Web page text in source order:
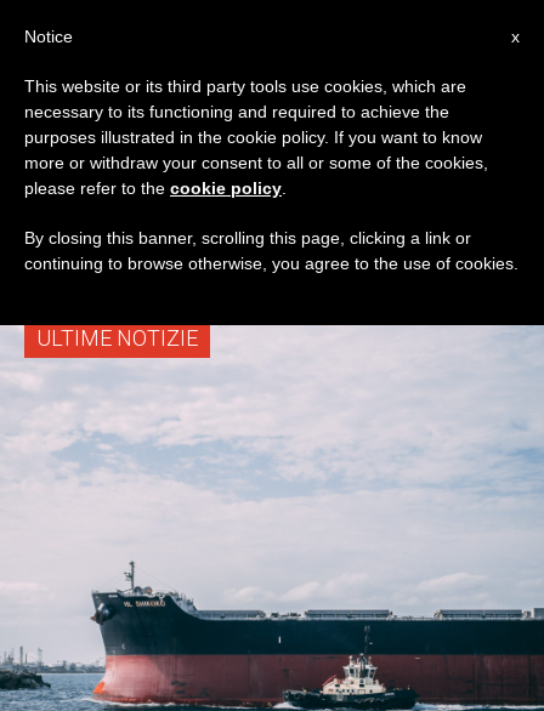
TAG
Posts Tagged
‘domenica Del Mare’
ULTIME NOTIZIE
x
Notice
This website or its third party tools use cookies, which are
necessary to its functioning and required to achieve the
purposes illustrated in the cookie policy. If you want to know
more or withdraw your consent to all or some of the cookies,
please refer to the cookie policy
By closing this banner, scrolling this page, clicking a link or
continuing to browse otherwise, you agree to the use of cookies.